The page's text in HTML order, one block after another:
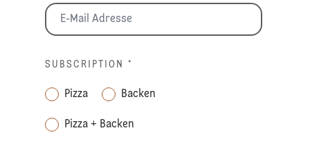
SUBSCRIPTION *
Pizza Backen
Pizza + Backen